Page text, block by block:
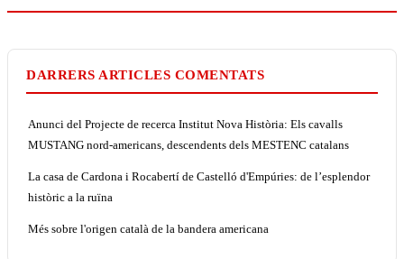
DARRERS ARTICLES COMENTATS
Anunci del Projecte de recerca Institut Nova Història: Els cavalls
MUSTANG nord-americans, descendents dels MESTENC catalans
La casa de Cardona i Rocabertí de Castelló d'Empúries: de l’esplendor
històric a la ruïna
Més sobre l'origen català de la bandera americana